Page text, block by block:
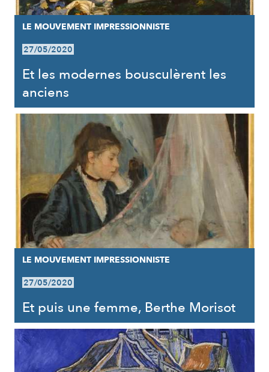
LE MOUVEMENT IMPRESSIONNISTE
27/05/2020
Et les modernes bousculèrent les
anciens
LE MOUVEMENT IMPRESSIONNISTE
27/05/2020
Et puis une femme, Berthe Morisot